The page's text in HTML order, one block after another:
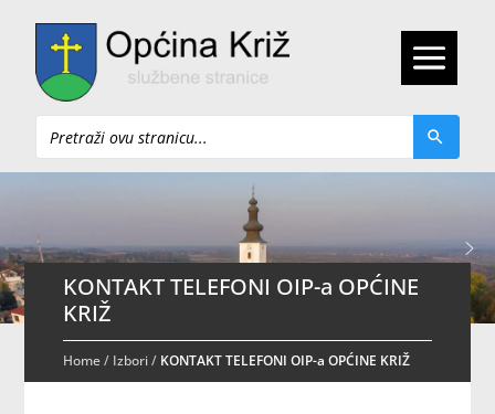
Pretraži
KONTAKT TELEFONI OIP-a OPĆINE
KRIŽ
Home/ Izbori/ KONTAKT TELEFONI OIP-a OPĆINE KRIŽ